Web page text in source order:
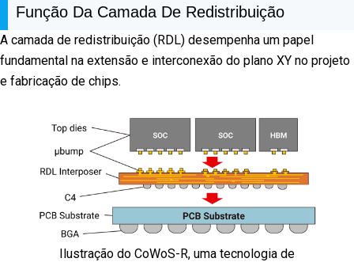
Função Da Camada De Redistribuição
A camada de redistribuição (RDL) desempenha um papel
fundamental na extensão e interconexão do plano XY no projeto
e fabricação de chips.
Ilustração do CoWoS-R, uma tecnologia de